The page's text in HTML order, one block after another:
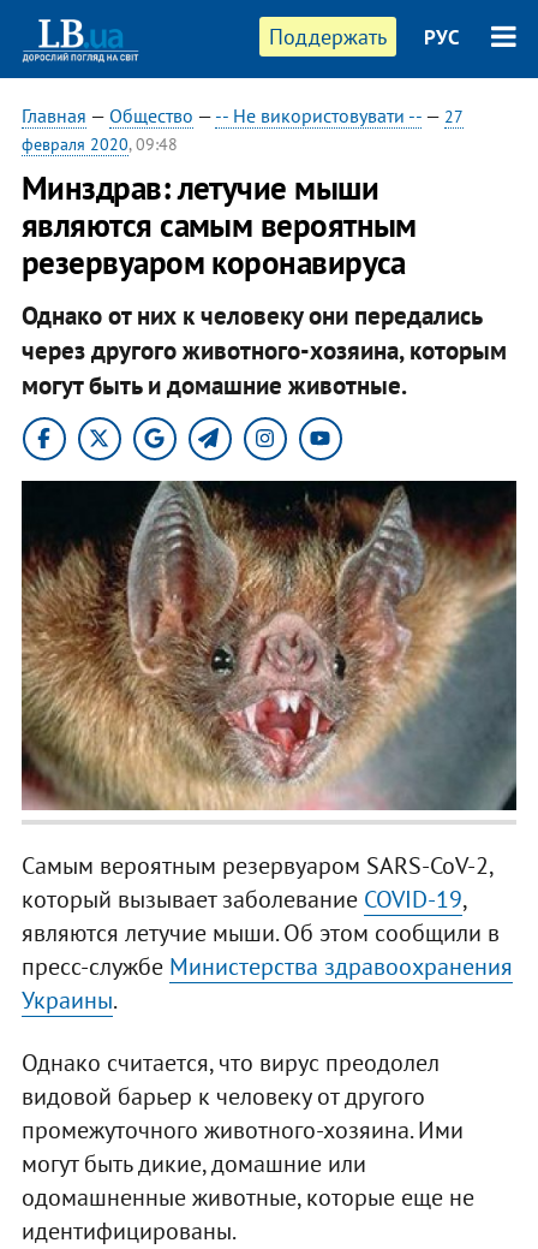
Поддержать РУС
Главная — Общество — -- Не використовувати --— 27
февраля 2020, 09:48
Минздрав: летучие мыши
являются самым вероятным
резервуаром коронавируса
Однако от них к человеку они передались
через другого животного-хозяина, которым
могут быть и домашние животные.
Самым вероятным резервуаром SARS-CoV-2,
который вызывает заболевание COVID-19,
являются летучие мыши. Об этом сообщили в
пресс-службе Министерства здравоохранения
Украины.
Однако считается, что вирус преодолел
видовой барьер к человеку от другого
промежуточного животного-хозяина. Ими
могут быть дикие, домашние или
одомашненные животные, которые еще не
идентифицированы.